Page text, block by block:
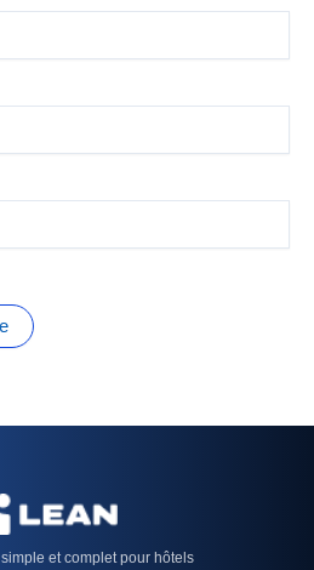
et complet pour hôtels